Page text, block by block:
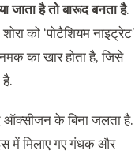
है तो बारूद बनता है.
को ‘पोटैशियम नाइट्रेट’
का खार होता है, जिसे
ऑक्सीजन के बिना जलता है.
में मिलाए गए गंधक और